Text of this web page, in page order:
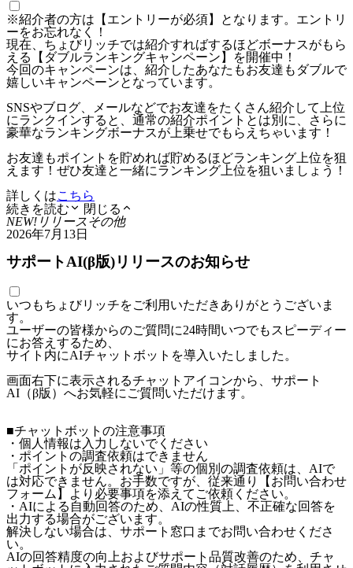
※紹介者の方は【エントリーが必須】となります。エントリ
ーをお忘れなく！
現在、ちょびリッチでは紹介すればするほどボーナスがもら
える【ダブルランキングキャンペーン】を開催中！
今回のキャンペーンは、紹介したあなたもお友達もダブルで
嬉しいキャンペーンとなっています。
SNSやブログ、メールなどでお友達をたくさん紹介して上位
にランクインすると、通常の紹介ポイントとは別に、さらに
豪華なランキングボーナスが上乗せでもらえちゃいます！
お友達もポイントを貯めれば貯めるほどランキング上位を狙
えます！ぜひ友達と一緒にランキング上位を狙いましょう！
詳しくはこちら
続きを読む
閉じる
NEW! リリースその他
2026年7月13日
サポートAI(β版)リリースのお知らせ
いつもちょびリッチをご利用いただきありがとうございま
す。
ユーザーの皆様からのご質問に24時間いつでもスピーディー
にお答えするため、
サイト内にAIチャットボットを導入いたしました。
画面右下に表示されるチャットアイコンから、サポート
AI（β版）へお気軽にご質問いただけます。
■チャットボットの注意事項
・個人情報は入力しないでください
・ポイントの調査依頼はできません
「ポイントが反映されない」等の個別の調査依頼は、AIで
は対応できません。お手数ですが、従来通り【お問い合わせ
フォーム】より必要事項を添えてご依頼ください。
・AIによる自動回答のため、AIの性質上、不正確な回答を
出力する場合がございます。
解決しない場合は、サポート窓口までお問い合わせくださ
い。
AIの回答精度の向上およびサポート品質改善のため、チャ